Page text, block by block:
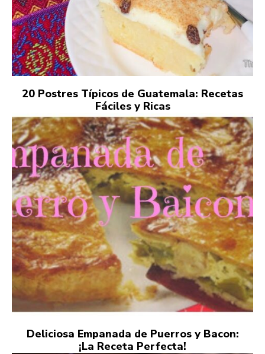
20 Postres Típicos de Guatemala: Recetas
Fáciles y Ricas
Deliciosa Empanada de Puerros y Bacon:
¡La Receta Perfecta!